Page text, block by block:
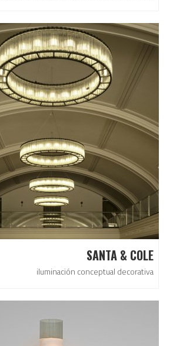
SANTA & COLE
iluminación conceptual decorativa